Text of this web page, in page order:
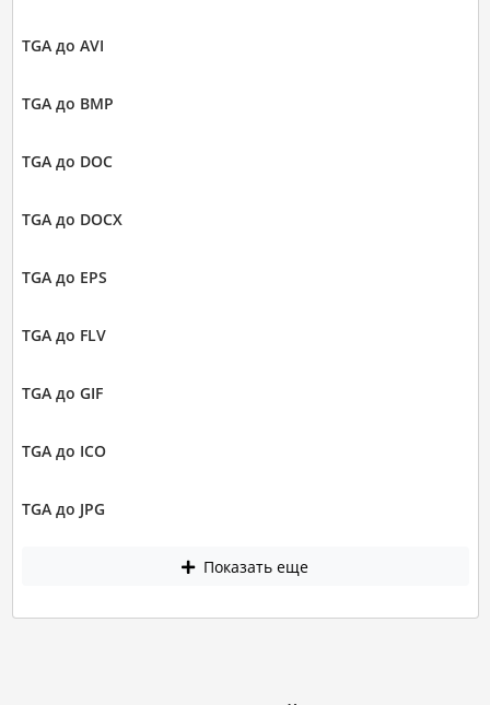
TGA до AVI
TGA до BMP
TGA до DOC
TGA до DOCX
TGA до EPS
TGA до FLV
TGA до GIF
TGA до ICO
TGA до JPG
Показать еще